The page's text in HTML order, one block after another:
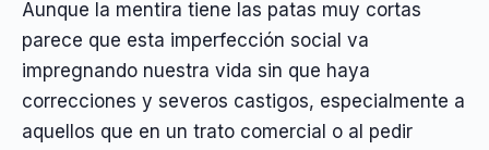
Aunque la mentira tiene las patas muy cortas
parece que esta imperfección social va
impregnando nuestra vida sin que haya
correcciones y severos castigos, especialmente a
aquellos que en un trato comercial o al pedir